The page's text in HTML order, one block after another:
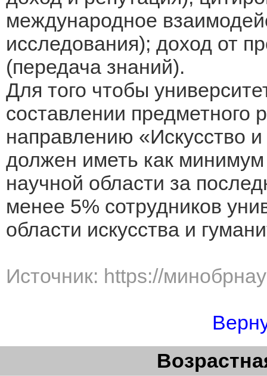
международное
исследования); доход от
(передача знаний).
Для того чтобы
составлении предметного
направлению «Искусство
должен иметь как
научной области за
менее 5% сотрудников
области искусства и
Источник: https://